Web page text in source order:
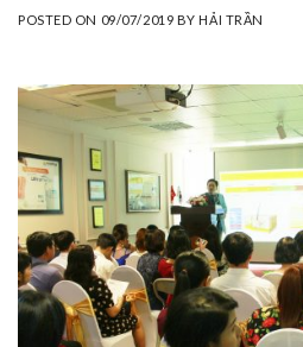
POSTED ON 09/07/2019 BYHẢI TRẦN